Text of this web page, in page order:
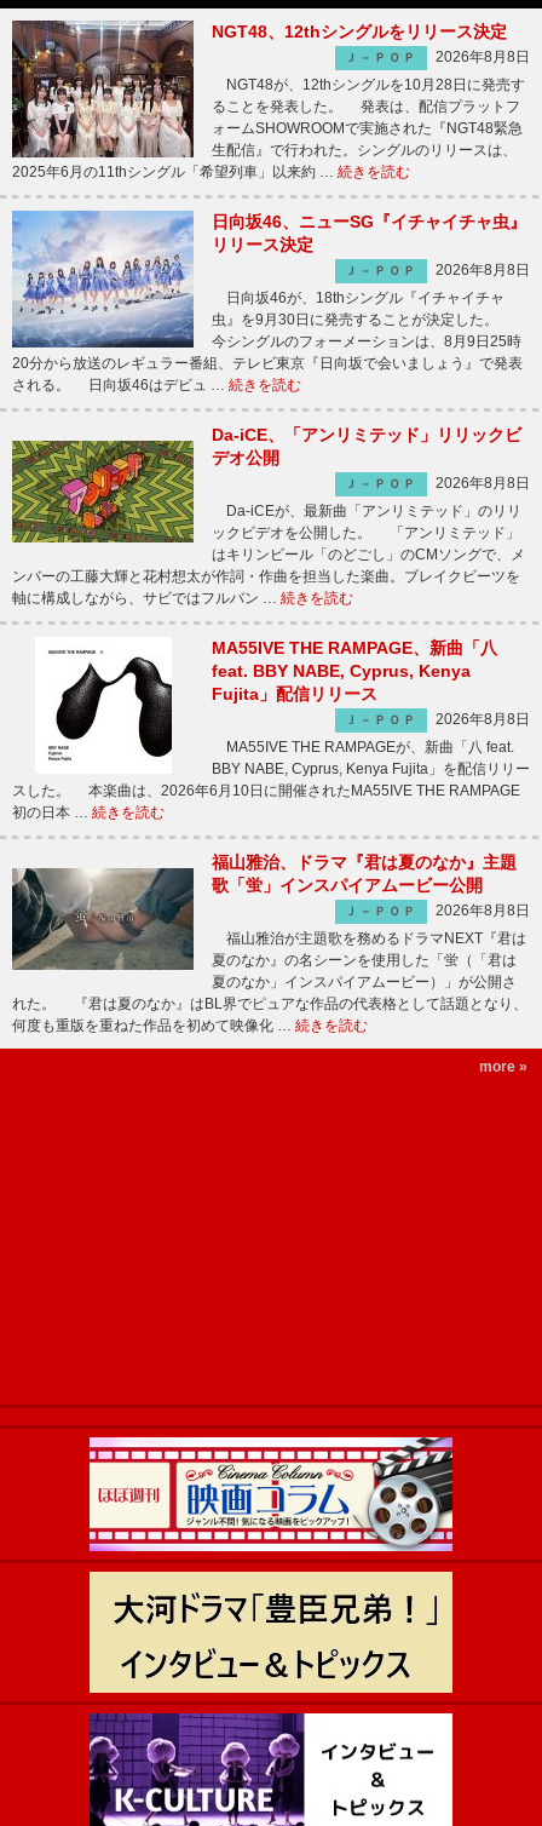
NGT48、12thシングルをリリース決定
Ｊ－ＰＯＰ
2026年8月8日
NGT48が、12thシングルを10月28日に発売す
ることを発表した。 発表は、配信プラットフ
ォームSHOWROOMで実施された『NGT48緊急
生配信』で行われた。シングルのリリースは、
2025年6月の11thシングル「希望列車」以来約 … 続きを読む
日向坂46、ニューSG『イチャイチャ虫』
リリース決定
Ｊ－ＰＯＰ
2026年8月8日
日向坂46が、18thシングル『イチャイチャ
虫』を9月30日に発売することが決定した。
今シングルのフォーメーションは、8月9日25時
20分から放送のレギュラー番組、テレビ東京『日向坂で会いましょう』で発表
される。 日向坂46はデビュ … 続きを読む
Da-iCE、「アンリミテッド」リリックビ
デオ公開
Ｊ－ＰＯＰ
2026年8月8日
Da-iCEが、最新曲「アンリミテッド」のリリ
ックビデオを公開した。 「アンリミテッド」
はキリンビール「のどごし」のCMソングで、メ
ンバーの工藤大輝と花村想太が作詞・作曲を担当した楽曲。ブレイクビーツを
軸に構成しながら、サビではフルバン … 続きを読む
MA55IVE THE RAMPAGE、新曲「八
feat. BBY NABE, Cyprus, Kenya
Fujita」配信リリース
Ｊ－ＰＯＰ
2026年8月8日
MA55IVE THE RAMPAGEが、新曲「八 feat.
BBY NABE, Cyprus, Kenya Fujita」を配信リリー
スした。 本楽曲は、2026年6月10日に開催されたMA55IVE THE RAMPAGE
初の日本 … 続きを読む
福山雅治、ドラマ『君は夏のなか』主題
歌「蛍」インスパイアムービー公開
Ｊ－ＰＯＰ
2026年8月8日
福山雅治が主題歌を務めるドラマNEXT『君は
夏のなか』の名シーンを使用した「蛍（「君は
夏のなか」インスパイアムービー）」が公開さ
れた。 『君は夏のなか』はBL界でピュアな作品の代表格として話題となり、
何度も重版を重ねた作品を初めて映像化 … 続きを読む
more »